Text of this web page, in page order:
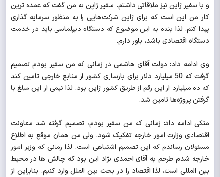
و با سفیر ژاپن نیز ملاقاتی داشتم. سفیر ژاپن به من گفت که عمده ترین
کار من این است که برای ژاپن شرکت‌هایی را به منظور سرمایه گذاری
پیدا کنم. لذا بنده به این موضوع که دستگاه دیپلماسی باید در خدمت
دستگاه اقتصادی باشد، باور دارم.
وی ادامه داد: دولت آقای هاشمی در زمانی که من سفیر بودم تصمیم
گرفت که 50 میلیارد دلار برای بازسازی کشور از منابع خارجی تامین کند
که ده میلیارد از این رقم از طریق کشور ژاپن بود. لذا نیمی از این مبلغ با
گرفتن پروژه‌ها تامین شد.
متکی ادامه داد: زمانی که من سفیر بودم، تصمیم گرفته شد معاونت
اقتصادی وزارت امور خارجه تفکیک شود. ولی من همان موقع به اطلاع
مسئولان رساندم که این تصمیم اشتباهی است. لذا زمانی که وزیر امور
خارجه شدم طرحم به آقای احمدی نژاد این بود که چالش ها در محیط
بین المللی است، لذا اقتصاد را در بحث بین الملل وارد کنیم. بنابراین از